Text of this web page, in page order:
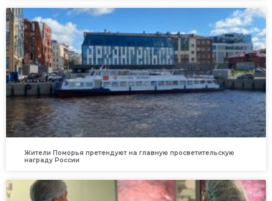
Жители Поморья претендуют на главную просветительскую
награду России